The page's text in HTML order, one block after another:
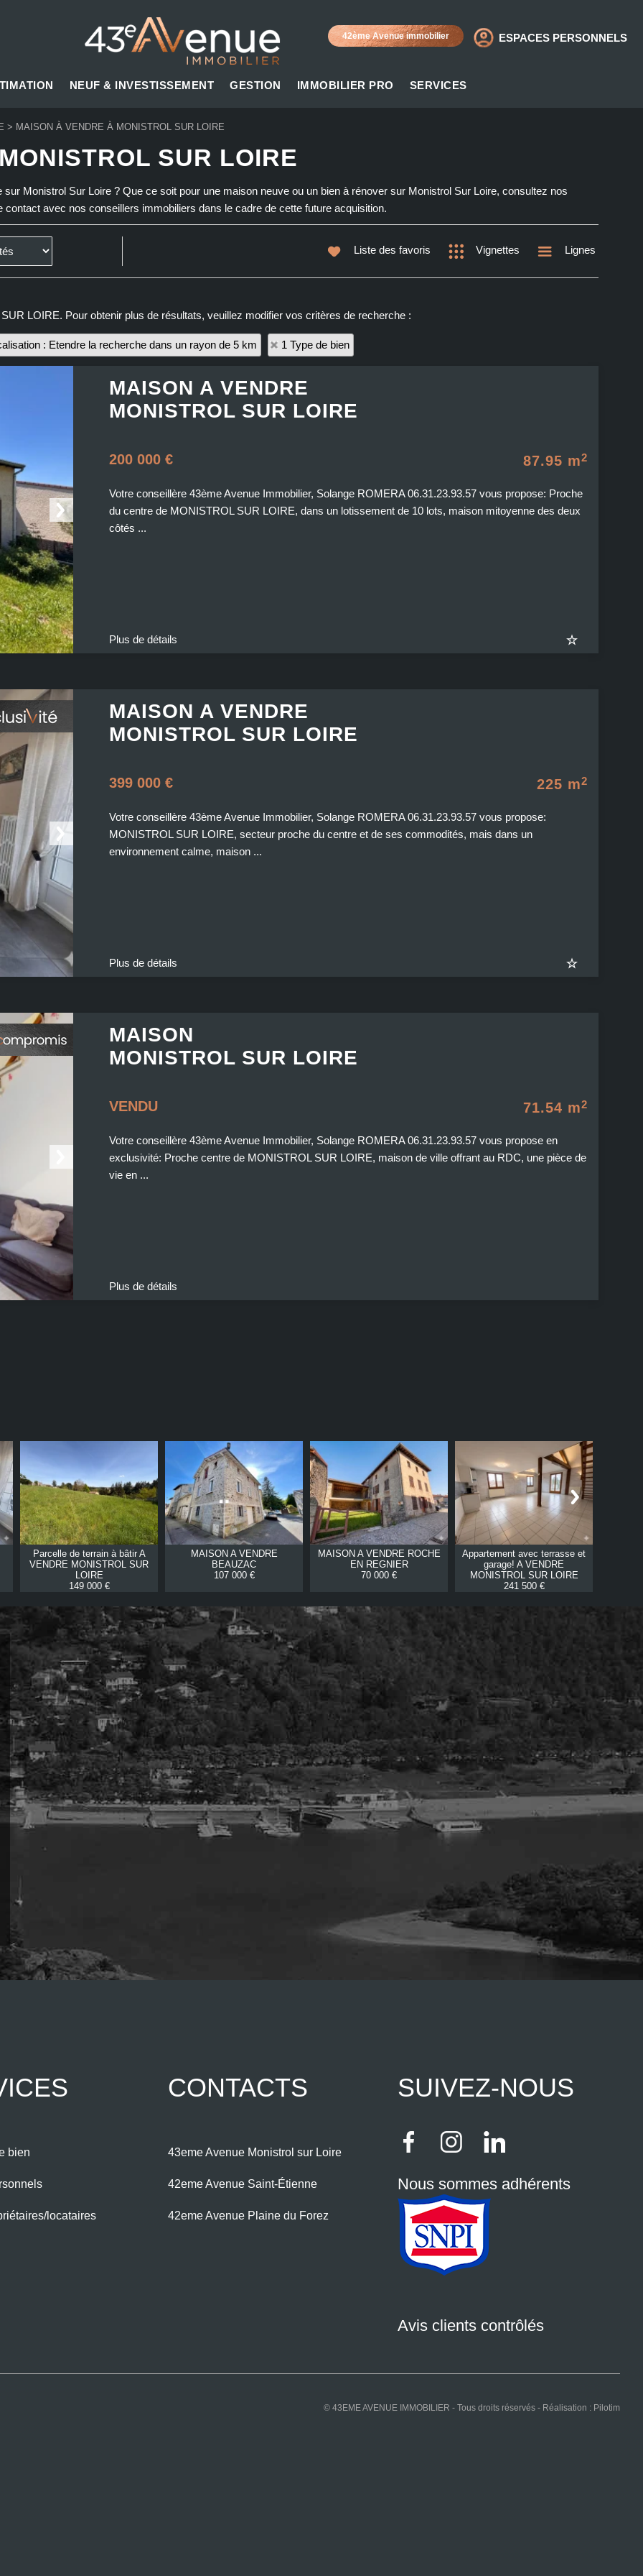
42ème Avenue immobilier ESPACES PERSONNELS
NEUF & INVESTISSEMENT GESTION IMMOBILIER PRO SERVICES
> MAISON À VENDRE À MONISTROL SUR LOIRE
SUR LOIRE
Monistrol Sur Loire ? Que ce soit pour une maison neuve ou un bien à rénover sur Monistrol Sur Loire, consultez nos
avec nos conseillers immobiliers dans le cadre de cette future acquisition.
Liste des favoris Vignettes Lignes
LOIRE. Pour obtenir plus de résultats, veuillez modifier vos critères de recherche :
: Etendre la recherche dans un rayon de 5 km 1 Type de bien
MAISON A VENDRE
MONISTROL SUR LOIRE
87.95 m2
200 000 €
Votre conseillère 43ème Avenue Immobilier, Solange ROMERA 06.31.23.93.57 vous propose: Proche
du centre de MONISTROL SUR LOIRE, dans un lotissement de 10 lots, maison mitoyenne des deux
côtés ...
Plus de détails
MAISON A VENDRE
MONISTROL SUR LOIRE
225 m2
399 000 €
Votre conseillère 43ème Avenue Immobilier, Solange ROMERA 06.31.23.93.57 vous propose:
MONISTROL SUR LOIRE, secteur proche du centre et de ses commodités, mais dans un
environnement calme, maison ...
Plus de détails
MAISON
MONISTROL SUR LOIRE
71.54 m2
VENDU
Votre conseillère 43ème Avenue Immobilier, Solange ROMERA 06.31.23.93.57 vous propose en
exclusivité: Proche centre de MONISTROL SUR LOIRE, maison de ville offrant au RDC, une pièce de
vie en ...
Plus de détails
Parcelle de terrain à bâtir A
VENDRE MONISTROL SUR
LOIRE
149 000 €
MAISON A VENDRE
BEAUZAC
107 000 €
MAISON A VENDRE ROCHE
EN REGNIER
70 000 €
Appartement avec terrasse et
garage! A VENDRE
MONISTROL SUR LOIRE
241 500 €
bien
locataires
CONTACTS
43eme Avenue Monistrol sur Loire
42eme Avenue Saint-Étienne
42eme Avenue Plaine du Forez
SUIVEZ-NOUS
Nous sommes adhérents
Avis clients contrôlés
© 43EME AVENUE IMMOBILIER - Tous droits réservés - Réalisation : Pilotim